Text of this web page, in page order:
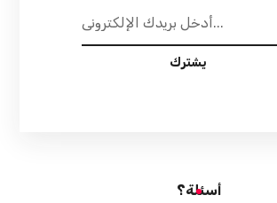
يشترك
أسئلة؟